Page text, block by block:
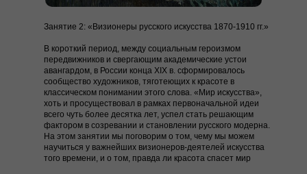
Занятие 2: «Визионеры русского искусства 1870-1910 гг.»
В короткий период, между социальным героизмом
передвижников и свергающим академические устои
авангардом, в России конца XIX в. сформировалось
сообщество художников, тяготеющих к красоте в
классическом понимании этого слова. «Мир искусства»,
хоть и просуществовал в рамках первоначальной идеи
всего чуть более десятка лет, успел стать решающим
фактором в созревании и становлении русского модерна.
На этом занятии мы поговорим о том, чему мы можем
научиться у важнейших визионеров-деятелей искусства
того времени, и о том, правда ли красота спасет мир